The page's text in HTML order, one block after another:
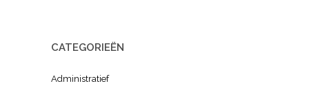
CATEGORIEËN
Administratief